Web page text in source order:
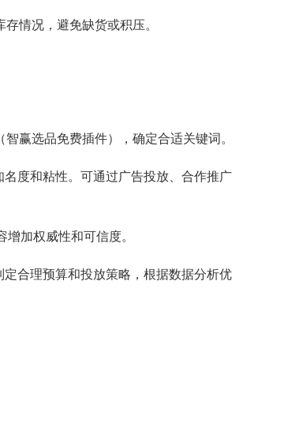
情况，避免缺货或积压。
智赢选品免费插件），确定合适关键词。
度和粘性。可通过广告投放、合作推广
加权威性和可信度。
合理预算和投放策略，根据数据分析优